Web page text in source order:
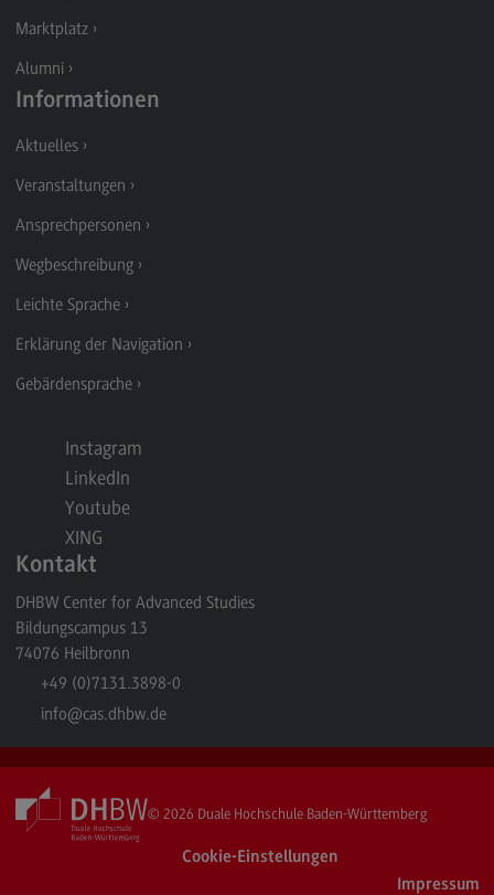
Marketing and Business Psychology
Marketing and Business Psychology
Modulangebot
Berufsperspektiven
Kontakt
Maschinenbau
Maschinenbau
Profil-O-Mat Maschinenbau
(External link)
Rahmenbedingungen
Modulangebot
Kontakt
Master of Business Administration
Master of Business Administration
Berufsperspektiven
Kontakt
Berufsperspektiven
Marktplatz
Alumni
Informationen
Aktuelles
Veranstaltungen
Ansprechpersonen
Wegbeschreibung
Leichte Sprache
Erklärung der Navigation
Gebärdensprache
Instagram
LinkedIn
Youtube
XING
Kontakt
DHBW Center for Advanced Studies
Bildungscampus 13
74076 Heilbronn
+49 (0)7131.3898-0
info@cas.dhbw.de
© 2026 Duale Hochschule Baden-Württemberg
Cookie-Einstellungen
Impressum